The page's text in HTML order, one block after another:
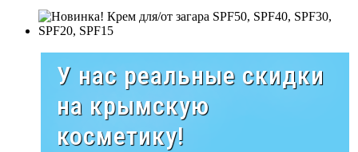
У нас реальные скидки
на крымскую
косметику!